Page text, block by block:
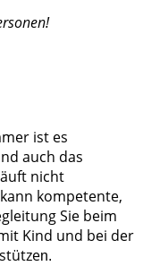
ist es
auch das
nicht
kompetente,
Sie beim
Kind und bei der
n.